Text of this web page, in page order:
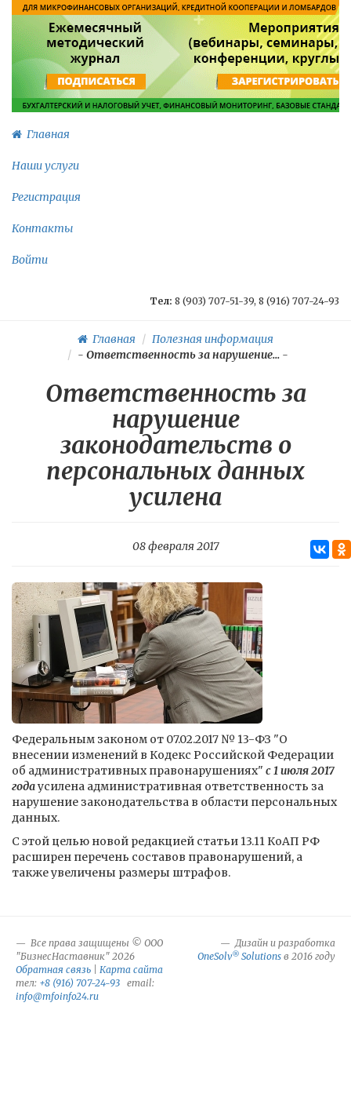
Главная
Наши услуги
Регистрация
Контакты
Войти
Тел: 8 (903) 707-51-39, 8 (916) 707-24-93
Главная
Полезная информация
- Ответственность за нарушение...-
Ответственность за
нарушение
законодательств о
персональных данных
усилена
08 февраля 2017
Федеральным законом от 07.02.2017 № 13-ФЗ "О
внесении изменений в Кодекс Российской Федерации
об административных правонарушениях" с 1 июля 2017
годаусилена административная ответственность за
нарушение законодательства в области персональных
данных.
С этой целью новой редакцией статьи 13.11 КоАП РФ
расширен перечень составов правонарушений, а
также увеличены размеры штрафов.
Все права защищены © ООО
"БизнесНаставник" 2026
Обратная связь
Карта сайта
тел: +8 (916) 707-24-93 email:
info@mfoinfo24.ru
Дизайн и разработка
OneSolv® Solutions в 2016 году